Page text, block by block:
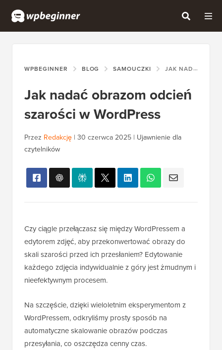
WPBEGINNER BLOG SAMOUCZKI JAK NADAĆ OBRAZOM ODCIEŃ SZAROŚCI W WORDPRESS
Jak nadać obrazom odcień
szarości w WordPress
Przez Redakcję | 30 czerwca 2025 | Ujawnienie dla
czytelników
Czy ciągle przełączasz się między WordPressem a
edytorem zdjęć, aby przekonwertować obrazy do
skali szarości przed ich przesłaniem? Edytowanie
każdego zdjęcia indywidualnie z góry jest żmudnym i
nieefektywnym procesem.
Na szczęście, dzięki wieloletnim eksperymentom z
WordPressem, odkryliśmy prosty sposób na
automatyczne skalowanie obrazów podczas
przesyłania, co oszczędza cenny czas.